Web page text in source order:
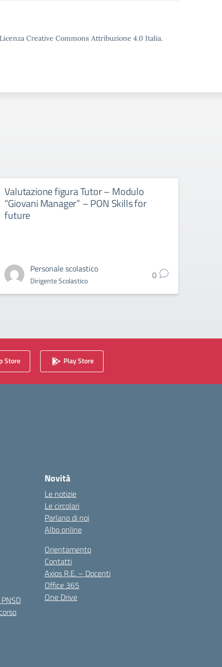
Creative Commons Attribuzione 4.0 Italia.
Valutazione figura Tutor – Modulo
“Giovani Manager” – PON Skills for
future
Personale scolastico
Dirigente Scolastico 0
Store Play Store
Novità
Le notizie
Le circolari
Parlano di noi
Albo online
Orientamento
Contatti
Axios R.E. – Docenti
Office 365
One Drive